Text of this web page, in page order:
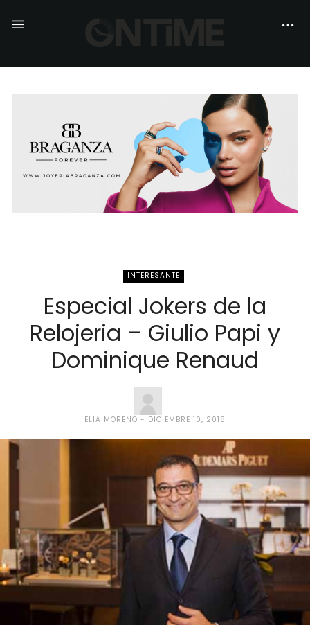
INTERESANTE
Especial Jokers de la
Relojeria – Giulio Papi y
Dominique Renaud
ELIA MORENO DICIEMBRE 10, 2018